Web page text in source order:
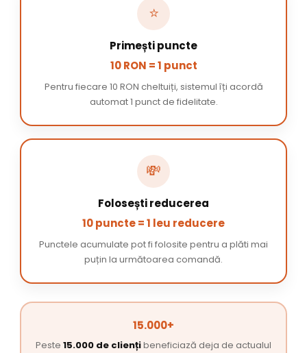
⭐
Primești puncte
10 RON = 1 punct
Pentru fiecare 10 RON cheltuiți, sistemul îți acordă
automat 1 punct de fidelitate.
💸
Folosești reducerea
10 puncte = 1 leu reducere
Punctele acumulate pot fi folosite pentru a plăti mai
puțin la următoarea comandă.
15.000+
Peste 15.000 de cliențibeneficiază deja de actualul